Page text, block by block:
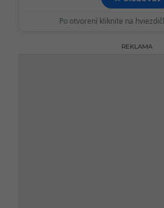
Po otvorení kliknite na
REKLAMA